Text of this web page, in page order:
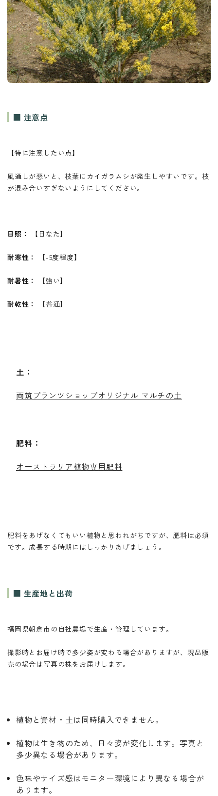
■ 注意点
【特に注意したい点】
風通しが悪いと、枝葉にカイガラムシが発生しやすいです。枝
が混み合いすぎないようにしてください。
日照： 【日なた】
耐寒性： 【-5度程度】
耐暑性： 【強い】
耐乾性： 【普通】
土：
両筑プランツショップオリジナル マルチの土
肥料：
オーストラリア植物専用肥料
肥料をあげなくてもいい植物と思われがちですが、肥料は必須
です。成長する時期にはしっかりあげましょう。
■ 生産地と出荷
福岡県朝倉市の自社農場で生産・管理しています。
撮影時とお届け時で多少姿が変わる場合がありますが、現品販
売の場合は写真の株をお届けします。
植物と資材・土は同時購入できません。
植物は生き物のため、日々姿が変化します。写真と
多少異なる場合があります。
色味やサイズ感はモニター環境により異なる場合が
あります。